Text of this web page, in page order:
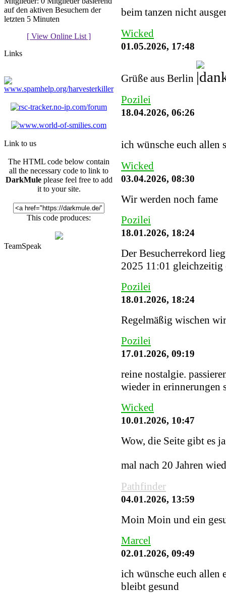
auf den aktiven Besuchern der
letzten 5 Minuten
[ View Online List ]
Links
Link to us
The HTML code below contain
all the necessary code to link to
DarkMuleplease feel free to add
it to your site.
This code produces:
TeamSpeak
beim tanzen nicht
Wicked
01.05.2026, 17:48
Grüße aus Berlin
Pozilei
18.04.2026, 06:26
ich wünsche euch allen
Wicked
03.04.2026, 08:30
Wir werden noch fame
Pozilei
18.01.2026, 18:24
Der Besucherrekord
2025 11:01 gleichzeitig
Pozilei
18.01.2026, 18:24
Regelmäßig wischen
Pozilei
17.01.2026, 09:19
reine nostalgie.
wieder in erinnerungen
Wicked
10.01.2026, 10:47
Wow, die Seite gibt es
mal nach 20 Jahren
Pathfinder
04.01.2026, 13:59
Moin Moin und ein
Marcel
02.01.2026, 09:49
ich wünsche euch allen
bleibt gesund